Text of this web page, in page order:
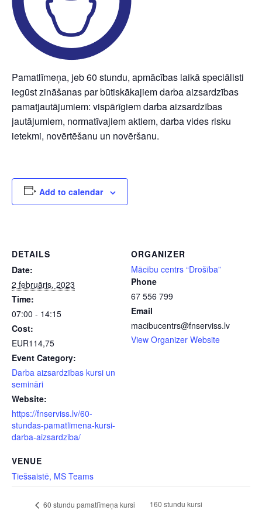
Pamatlīmeņa, jeb 60 stundu, apmācības laikā speciālisti
iegūst zināšanas par būtiskākajiem darba aizsardzības
pamatjautājumiem: vispārīgiem darba aizsardzības
jautājumiem, normatīvajiem aktiem, darba vides risku
ietekmi, novērtēšanu un novēršanu.
Add to calendar
DETAILS
Date:
2 februāris, 2023
Time:
07:00 - 14:15
Cost:
EUR114,75
Event Category:
Darba aizsardzības kursi un
semināri
Website:
https://fnserviss.lv/60-
stundas-pamatlimena-kursi-
darba-aizsardziba/
VENUE
Tiešsaistē, MS Teams
ORGANIZER
Mācību centrs “Drošība”
Phone
67 556 799
Email
macibucentrs@fnserviss.lv
View Organizer Website
60 stundu pamatlīmeņa kursi
160 stundu kursi